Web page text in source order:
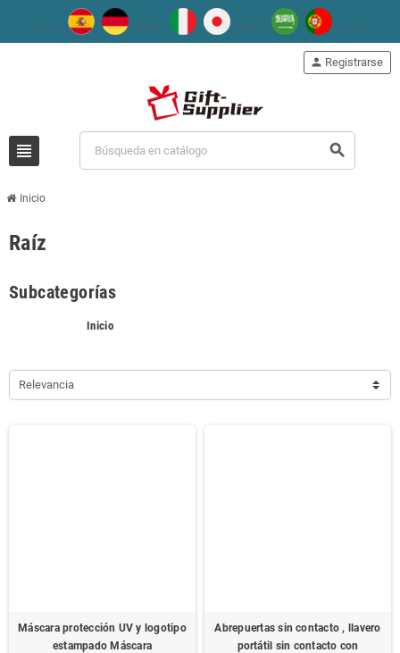
view_headline search
person Registrarse
Inicio
Raíz
Subcategorías
Inicio
Relevancia
Máscara protección UV y logotipo
estampado Máscara
Abrepuertas sin contacto , llavero
portátil sin contacto con